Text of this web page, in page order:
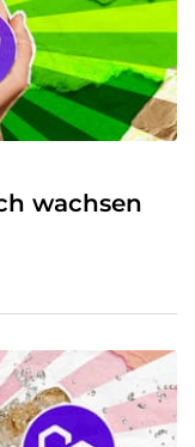
wachsen